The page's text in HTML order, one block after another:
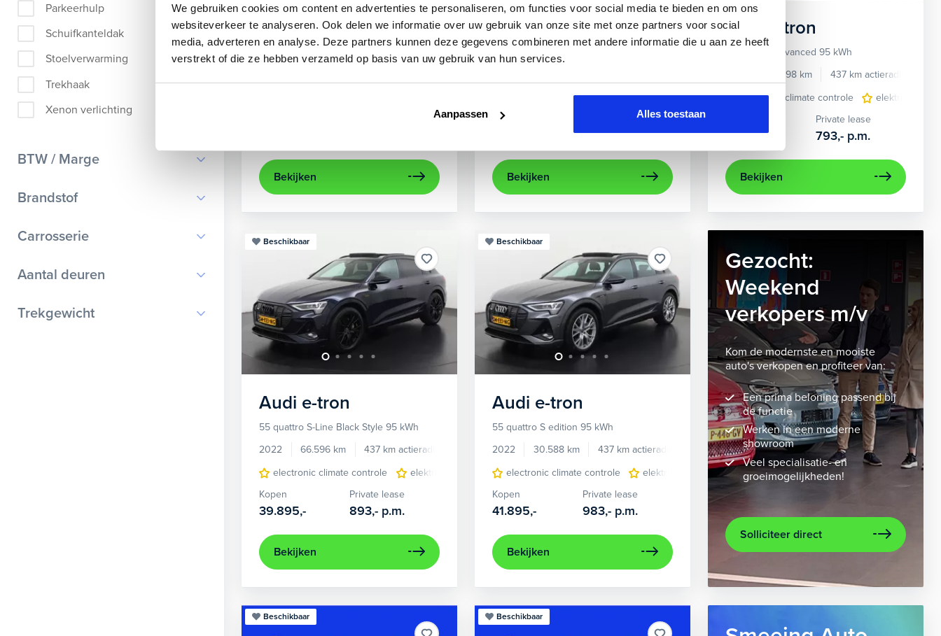
We gebruiken cookies om content en advertenties te personaliseren, om functies voor social media te bieden en om ons
websiteverkeer te analyseren. Ook delen we informatie over uw gebruik van onze site met onze partners voor social
media, adverteren en analyse. Deze partners kunnen deze gegevens combineren met andere informatie die u aan ze heeft
verstrekt of die ze hebben verzameld op basis van uw gebruik van hun services.
Aanpassen Alles toestaan
Parkeerhulp
Schuifkanteldak
Stoelverwarming
Trekhaak
Xenon verlichting
BTW / Marge
BTW
Brandstof
Benzine
Elektrisch
Hybride benzine
Carrosserie
Bestelauto
Chassis cabine
Aantal deuren
Trekgewicht
Audi A3
Sportback 40 TFSIe Plug-In
electronic climate controle elektrisch glazen panorama-dak lederen bekleding
Bekijken
Audi A3
Sportback 40 TFSIe Advanced
achteruitrijcamera
Apple Carplay/Android Auto electronic climate controle
lichtmetalen
Kopen
Bekijken
Audi e-tron
55 quattro Advanced 95 kWh
34.998 km 437 km actieradius
electronic climate controle
elektrisch
36.895,-
Private lease
793,- p.m.
Bekijken
Beschikbaar
Audi e-tron
55 quattro S-Line Black Style 95 kWh
2022
66.596 km 437 km actieradius
Elektrisch
electronic climate controle
elektrisch glazen panorama-dak lichtmetalen velgen 10-spaaks 21" luxe lederen bekleding metaalkleur
Kopen
39.895,-
Private lease
893,- p.m.
Bekijken
Beschikbaar
Audi e-tron
55 quattro S edition 95 kWh
2022
30.588 km 437 km actieradius
Elektrisch
electronic climate controle
elektrisch glazen panorama-dak lederen/stof bekleding
Kopen
41.895,-
Private lease
983,- p.m.
Bekijken
Gezocht:
Weekend
verkopers m/v
Kom de modernste en mooiste
auto's verkopen en profiteer van:
Een prima beloning passend bij
de functie
Werken in een moderne
showroom
Veel specialisatie- en
groeimogelijkheden!
Solliciteer direct
Beschikbaar Beschikbaar